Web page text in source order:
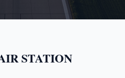
STATION